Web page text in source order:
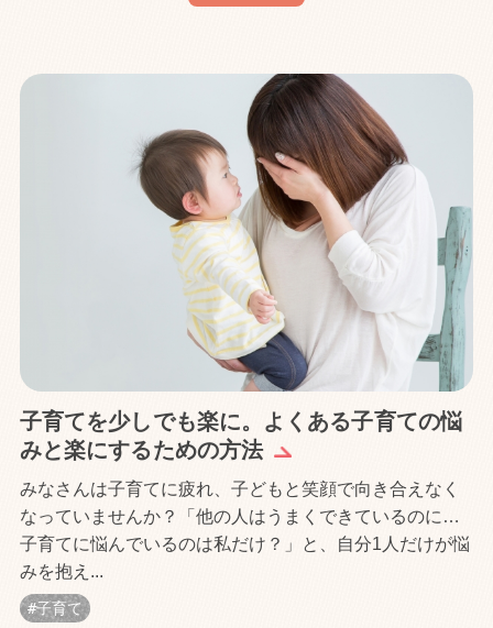
子育てを少しでも楽に。よくある子育ての悩
みと楽にするための方法
みなさんは子育てに疲れ、子どもと笑顔で向き合えなく
なっていませんか？「他の人はうまくできているのに…
子育てに悩んでいるのは私だけ？」と、自分1人だけが悩
みを抱え...
子育て